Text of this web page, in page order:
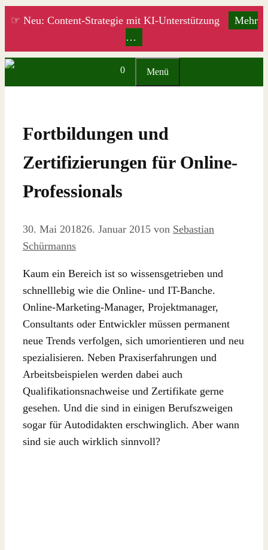
Zum
☞ Neu: Content-Strategie mit KI-Unterstützung
Mehr
…
0 Menü
Fortbildungen und
Zertifizierungen für Online-
Professionals
30. Mai 201826. Januar 2015 von Sebastian
Schürmanns
Kaum ein Bereich ist so wissensgetrieben und
schnelllebig wie die Online- und IT-Banche.
Online-Marketing-Manager, Projektmanager,
Consultants oder Entwickler müssen permanent
neue Trends verfolgen, sich umorientieren und neu
spezialisieren. Neben Praxiserfahrungen und
Arbeitsbeispielen werden dabei auch
Qualifikationsnachweise und Zertifikate gerne
gesehen. Und die sind in einigen Berufszweigen
sogar für Autodidakten erschwinglich. Aber wann
sind sie auch wirklich sinnvoll?